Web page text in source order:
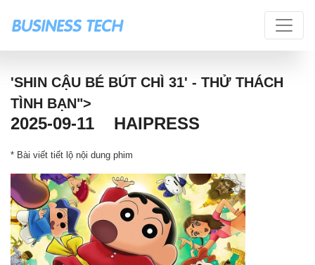
'SHIN CẬU BÉ BÚT CHÌ 31' - THỬ THÁCH
TÌNH BẠN">
2025-09-11 HAIPRESS
* Bài viết tiết lộ nội dung phim